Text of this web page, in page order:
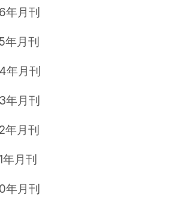
年月刊
年月刊
年月刊
年月刊
年月刊
年月刊
年月刊